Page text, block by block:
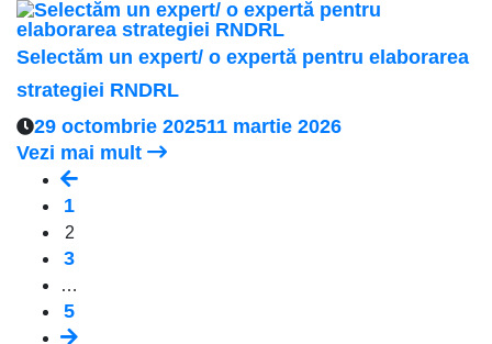
Selectăm un expert/ o expertă pentru elaborarea
strategiei RNDRL
29 octombrie 202511 martie 2026
Vezi mai mult
1
2
3
…
5